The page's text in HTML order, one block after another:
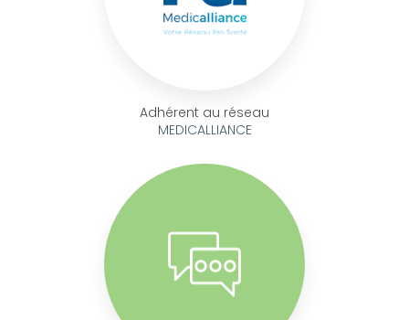
Adhérent au réseau
MEDICALLIANCE